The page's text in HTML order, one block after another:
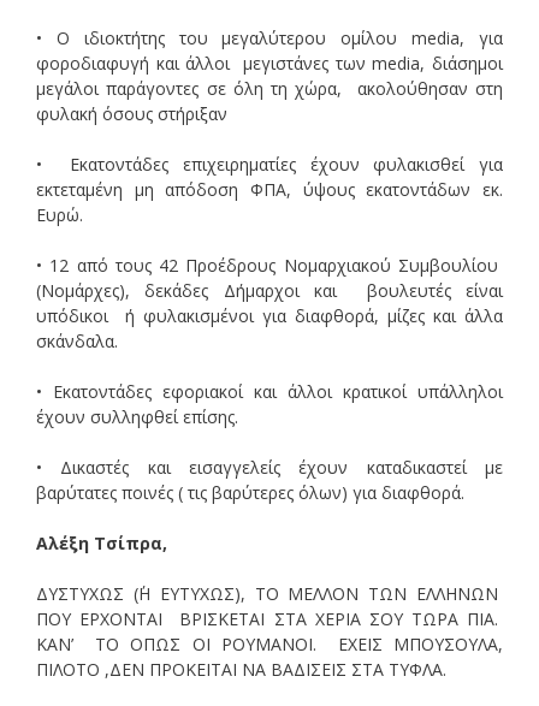
• Ο ιδιοκτήτης του μεγαλύτερου ομίλου media, για
φοροδιαφυγή και άλλοι μεγιστάνες των media, διάσημοι
μεγάλοι παράγοντες σε όλη τη χώρα, ακολούθησαν στη
φυλακή όσους στήριξαν
• Εκατοντάδες επιχειρηματίες έχουν φυλακισθεί για
εκτεταμένη μη απόδοση ΦΠΑ, ύψους εκατοντάδων εκ.
Ευρώ.
• 12 από τους 42 Προέδρους Νομαρχιακού Συμβουλίου
(Νομάρχες), δεκάδες Δήμαρχοι και βουλευτές είναι
υπόδικοι ή φυλακισμένοι για διαφθορά, μίζες και άλλα
σκάνδαλα.
• Εκατοντάδες εφοριακοί και άλλοι κρατικοί υπάλληλοι
έχουν συλληφθεί επίσης.
• Δικαστές και εισαγγελείς έχουν καταδικαστεί με
βαρύτατες ποινές ( τις βαρύτερες όλων) για διαφθορά.
Αλέξη Τσίπρα,
ΔΥΣΤΥΧΩΣ (΄Η ΕΥΤΥΧΩΣ), ΤΟ ΜΕΛΛΟΝ ΤΩΝ ΕΛΛΗΝΩΝ
ΠΟΥ ΕΡΧΟΝΤΑΙ ΒΡΙΣΚΕΤΑΙ ΣΤΑ ΧΕΡΙΑ ΣΟΥ ΤΩΡΑ ΠΙΑ.
ΚΑΝ’ ΤΟ ΟΠΩΣ ΟΙ ΡΟΥΜΑΝΟΙ. ΕΧΕΙΣ ΜΠΟΥΣΟΥΛΑ,
ΠΙΛΟΤΟ ,ΔΕΝ ΠΡΟΚΕΙΤΑΙ ΝΑ ΒΑΔΙΣΕΙΣ ΣΤΑ ΤΥΦΛΑ.